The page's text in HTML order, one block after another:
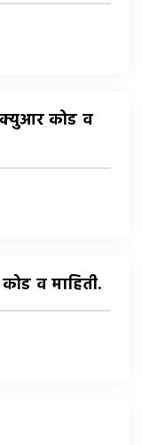
क्युआर कोड व
व माहिती.